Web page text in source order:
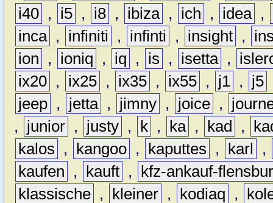
i40 , i5 , i8 , ibiza , ich , idea ,
inca , infiniti , infinti , insight ,
ion
, ioniq , iq , is , isetta ,
ix20 , ix25 , ix35 , ix55 , j1 , j5
jeep , jetta , jimny , joice ,
,
junior , justy , k , ka , kad ,
kalos
, kangoo , kaputtes , karl
,
kaufen
, kauft ,
kfz-ankauf-
klassische , kleiner , kodiaq ,